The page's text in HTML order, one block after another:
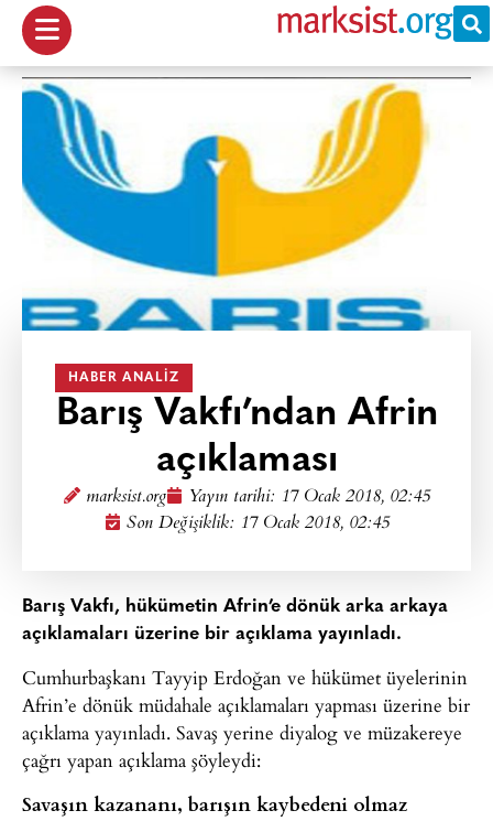
HABER ANALIZ
Barış Vakfı’ndan Afrin
açıklaması
marksist.org Yayın tarihi: 17 Ocak 2018, 02:45
Son Değişiklik: 17 Ocak 2018, 02:45
Barış Vakfı, hükümetin Afrin’e dönük arka arkaya
açıklamaları üzerine bir açıklama yayınladı.
Cumhurbaşkanı Tayyip Erdoğan ve hükümet üyelerinin
Afrin’e dönük müdahale açıklamaları yapması üzerine bir
açıklama yayınladı. Savaş yerine diyalog ve müzakereye
çağrı yapan açıklama şöyleydi:
Savaşın kazananı, barışın kaybedeni olmaz